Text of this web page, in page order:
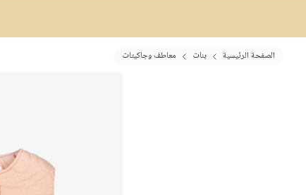
الصفحة الرئيسية بنات معاطف وجاكيتات